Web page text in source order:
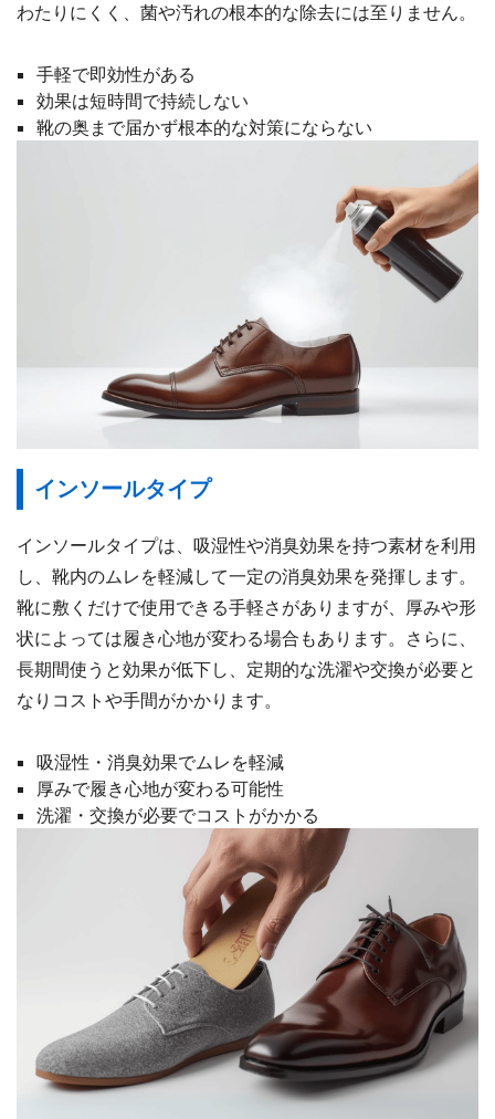
わたりにくく、菌や汚れの根本的な除去には至りません。
手軽で即効性がある
効果は短時間で持続しない
靴の奥まで届かず根本的な対策にならない
インソールタイプ
インソールタイプは、吸湿性や消臭効果を持つ素材を利用
し、靴内のムレを軽減して一定の消臭効果を発揮します。
靴に敷くだけで使用できる手軽さがありますが、厚みや形
状によっては履き心地が変わる場合もあります。さらに、
長期間使うと効果が低下し、定期的な洗濯や交換が必要と
なりコストや手間がかかります。
吸湿性・消臭効果でムレを軽減
厚みで履き心地が変わる可能性
洗濯・交換が必要でコストがかかる